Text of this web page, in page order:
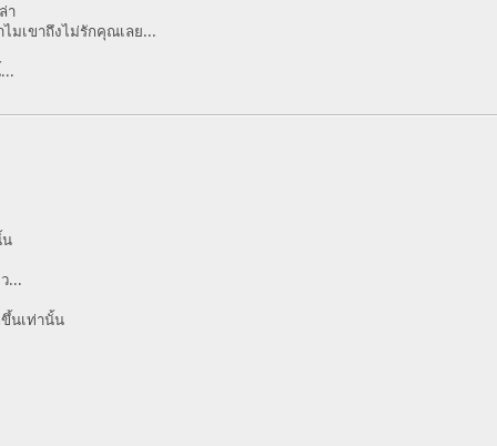
า
ไมเขาถึงไม่รักคุณเลย...
น
...
นเท่านั้น